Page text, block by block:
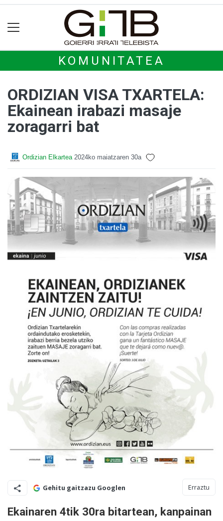
KOMUNITATEA
ORDIZIAN VISA TXARTELA:
Ekainean irabazi masaje
zoragarri bat
Ordizian Elkartea 2024ko maiatzaren 30a
Gehitu gaitzazu Googlen Erraztu
Ekainaren 4tik 30ra bitartean, kanpainan